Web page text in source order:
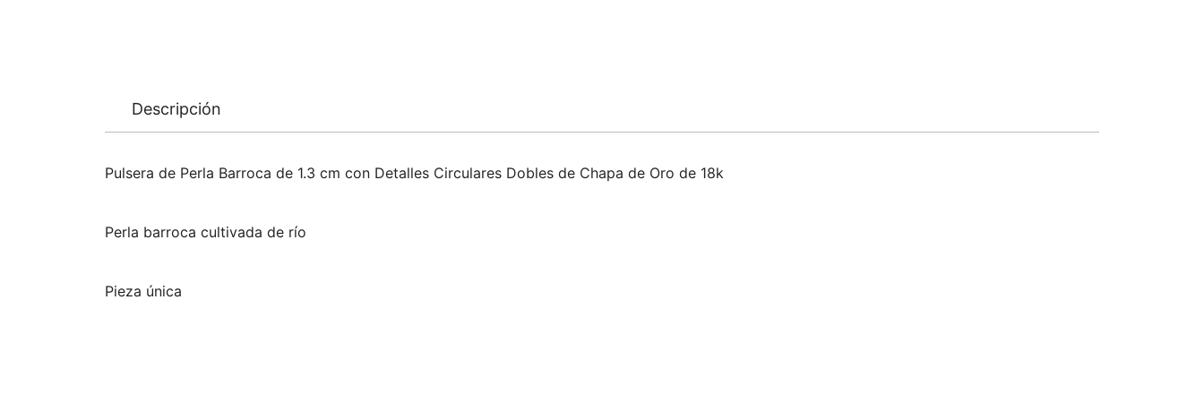
Descripción
Pulsera de Perla Barroca de 1.3 cm con Detalles Circulares Dobles de Chapa de Oro de 18k
Perla barroca cultivada de río
Pieza única